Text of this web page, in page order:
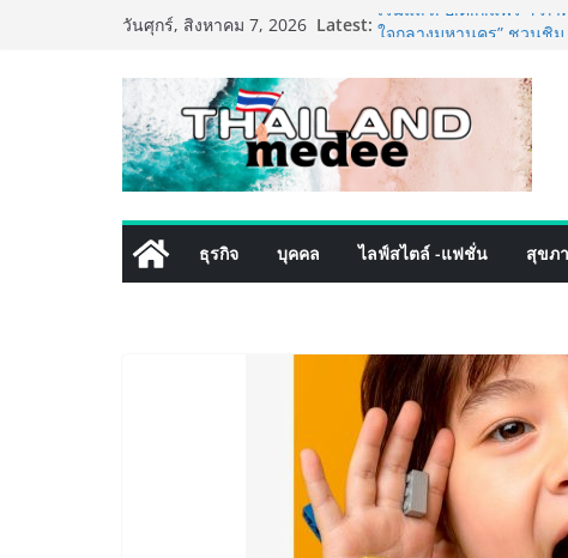
วันศุกร์, สิงหาคม 7, 2026 Latest: เริ่มแล้ว! อ.ต.ก.แฟร์ 4 ภา
ททท. ประกาศความสำเร็
พันธมิตร ขับเคลื่อน ESG
คุณค่าการท่องเที่ยวไทยอย่
เหิงลี่ แมนูแฟคเจอริ่ง เท
ในชลบุรี เดินหน้าขยายฐา
เสริมแกร่งยุทธศาสตร์ระ
TECNO ประกาศทรานส์
เท็ม เสิร์ฟใหญ่ปักหมุดแล
8 Series จุดเริ่มต้นครั้งส
ปลอดภัย ไร้สารตกค้าง
ธุรกิจ บุคคล ไลฟ์สไตล์ -แฟชั่น สุขภ